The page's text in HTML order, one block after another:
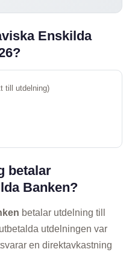
Enskilda
till utdelning)
betalar
Banken?
betalar utdelning till
utdelningen var
en direktavkastning